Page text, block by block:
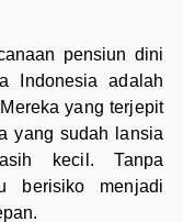
pensiun dini
Indonesia adalah
yang terjepit
yang sudah lansia
kecil. Tanpa
berisiko menjadi